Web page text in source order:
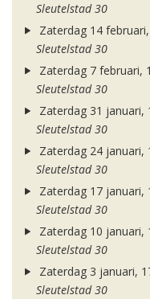
Sleutelstad 30
Zaterdag 14
Sleutelstad 30
Zaterdag 7 februari,
Sleutelstad 30
Zaterdag 31 januari,
Sleutelstad 30
Zaterdag 24 januari,
Sleutelstad 30
Zaterdag 17 januari,
Sleutelstad 30
Zaterdag 10 januari,
Sleutelstad 30
Zaterdag 3 januari,
Sleutelstad 30